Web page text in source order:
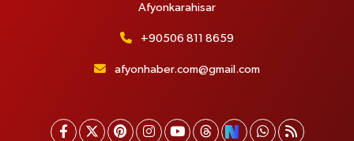
Afyonkarahisar
+90506 811 8659
afyonhaber.com@gmail.com